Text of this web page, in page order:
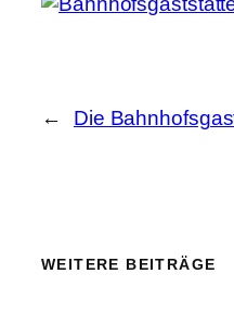
← Die
WEITERE BEITRÄGE